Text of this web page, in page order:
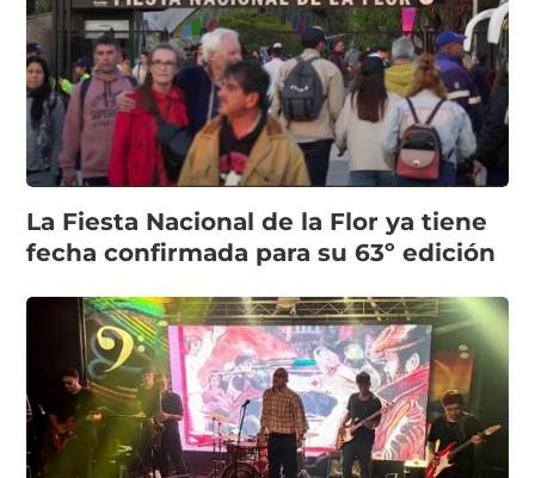
La Fiesta Nacional de la Flor ya tiene
fecha confirmada para su 63º edición